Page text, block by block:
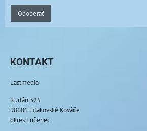
Odoberať
KONTAKT
Lastmedia
Kurtáň 325
98601 Fiľakovské Kováče
okres Lučenec